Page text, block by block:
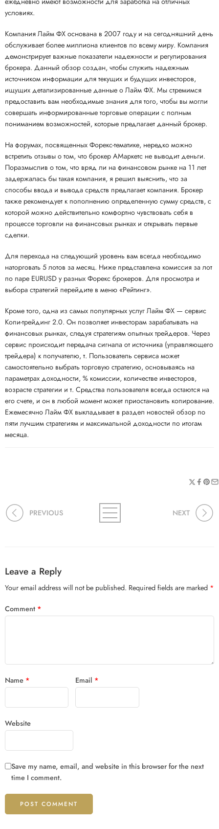
условиях.
Компания Лайм ФХ основана в 2007 году и на сегодняшний день
обслуживает более миллиона клиентов по всему миру. Компания
демонстрирует важные показатели надежности и регулирования
брокера. Данный обзор создан, чтобы служить надежным
источником информации для текущих и будущих инвесторов,
ищущих детализированные данные о Лайм ФХ. Мы стремимся
предоставить вам необходимые знания для того, чтобы вы могли
совершать информированные торговые операции с полным
пониманием возможностей, которые предлагает данный брокер.
На форумах, посвященных Форекс-тематике, нередко можно
встретить отзывы о том, что брокер АМаркетс не выводит деньги.
Поразмыслив о том, что вряд ли на финансовом рынке на 11 лет
задержалась бы такая компания, я решил выяснить, что за
способы ввода и вывода средств предлагает компания. Брокер
также рекомендует к пополнению определенную сумму средств, с
которой можно действительно комфортно чувствовать себя в
процессе торговли на финансовых рынках и открывать первые
сделки.
Для перехода на следующий уровень вам всегда необходимо
наторговать 5 лотов за месяц. Ниже представлена комиссия за лот
по паре EURUSD у разных Форекс брокеров. Для просмотра и
выбора стратегий перейдите в меню «Рейтинг».
Кроме того, одна из самых популярных услуг Лайм ФХ — сервис
Копи-трейдинг 2.0. Он позволяет инвесторам зарабатывать на
финансовых рынках, следуя стратегиям опытных трейдеров. Через
сервис происходит передача сигнала от источника (управляющего
трейдера) к получателю, т. Пользователь сервиса может
самостоятельно выбрать торговую стратегию, основываясь на
параметрах доходности, % комиссии, количестве инвесторов,
возрасте стратегии и т. Средства пользователя всегда остаются на
его счете, и он в любой момент может приостановить копирование.
Ежемесячно Лайм ФХ выкладывает в раздел новостей обзор по
пяти лучшим стратегиям и максимальной доходности по итогам
месяца.
PREVIOUS NEXT
Leave a Reply
Your email address will not be published. Required fields are marked *
Comment *
Name * Email *
Website
Save my name, email, and website in this browser for the next
time I comment.